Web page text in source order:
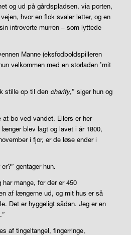
og ud på gårdspladsen, via porten,
hvor en flok svaler letter, og en
introverte murren – som lyttede
Manne (eksfodboldspilleren
velkommen med en storladen ’mit
stille op til den charity,” siger hun og
at bo ved vandet. Ellers er her
blev lagt og lavet i år 1800,
i fjor, er de løse ender i
gentager hun.
mange, for der er 450
af længerne ud, og mit hus er så
Det er hyggeligt sådan. Jeg er en
af tingeltangel, fingerringe,